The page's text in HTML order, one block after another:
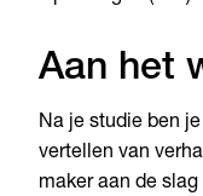
Aan het
Na je studie ben
vertellen van
maker aan de